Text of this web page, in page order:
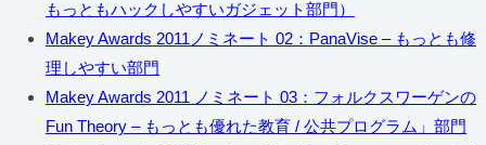
もっともハックしやすいガジェット部門）
Makey Awards 2011ノミネート 02：PanaVise – もっとも修
理しやすい部門
Makey Awards 2011 ノミネート 03：フォルクスワーゲンの
Fun Theory – もっとも優れた教育 / 公共プログラム」部門